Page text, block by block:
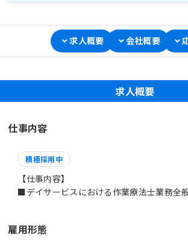
求人概要 会社概要
求人概要
仕事内容
積極採用中
【仕事内容】
■デイサービスにおける作業療法士業務全
雇用形態